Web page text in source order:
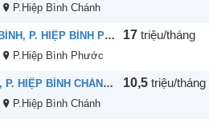
P.Hiệp Bình Chánh
[73] CHO THUÊ NHÀ ĐƯỜNG HIỆP BÌNH, P. HIỆP BÌNH PHƯỚC, THỦ ĐỨC 17 triệu/tháng
P.Hiệp Bình Phước
[72] CHO THUÊ NHÀ ĐƯỜNG SỐ 48, P. HIỆP BÌNH CHÁNH, THỦ ĐỨC 10,5 triệu/tháng
P.Hiệp Bình Chánh